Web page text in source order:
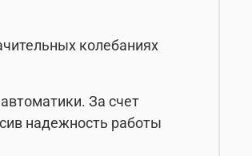
колебаниях
За счет
надежность работы